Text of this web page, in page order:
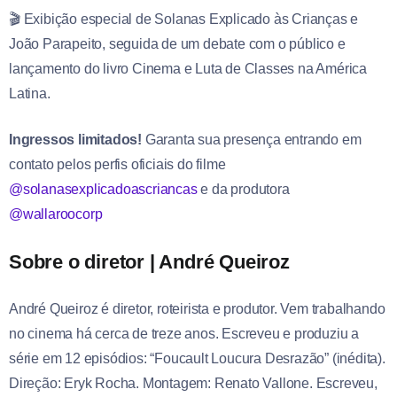
🎬 Exibição especial de Solanas Explicado às Crianças e
João Parapeito, seguida de um debate com o público e
lançamento do livro Cinema e Luta de Classes na América
Latina.
Ingressos limitados! Garanta sua presença entrando em
contato pelos perfis oficiais do filme
@solanasexplicadoascriancase da produtora
@wallaroocorp
Sobre o diretor | André Queiroz
André Queiroz é diretor, roteirista e produtor. Vem trabalhando
no cinema há cerca de treze anos. Escreveu e produziu a
série em 12 episódios: “Foucault Loucura Desrazão” (inédita).
Direção: Eryk Rocha. Montagem: Renato Vallone. Escreveu,